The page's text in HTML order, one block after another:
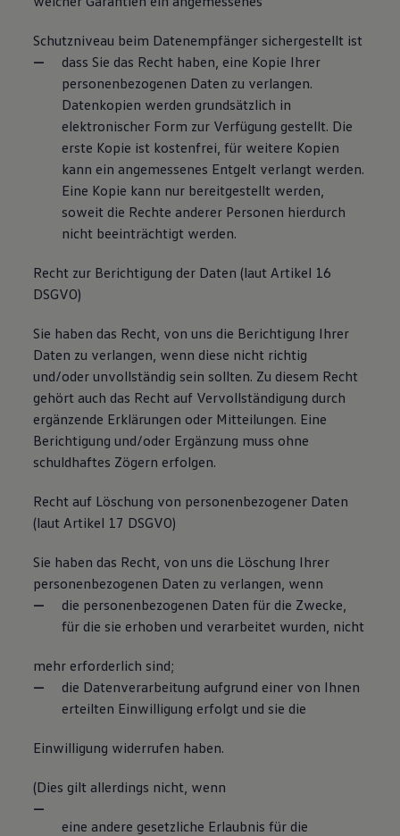
Schutzniveau beim Datenempfänger sichergestellt ist
dass Sie das Recht haben, eine Kopie Ihrer
personenbezogenen Daten zu verlangen.
Datenkopien werden grundsätzlich in
elektronischer Form zur Verfügung gestellt. Die
erste Kopie ist kostenfrei, für weitere Kopien
kann ein angemessenes Entgelt verlangt werden.
Eine Kopie kann nur bereitgestellt werden,
soweit die Rechte anderer Personen hierdurch
nicht beeinträchtigt werden.
Recht zur Berichtigung der Daten (laut Artikel 16
DSGVO)
Sie haben das Recht, von uns die Berichtigung Ihrer
Daten zu verlangen, wenn diese nicht richtig
und/oder unvollständig sein sollten. Zu diesem Recht
gehört auch das Recht auf Vervollständigung durch
ergänzende Erklärungen oder Mitteilungen. Eine
Berichtigung und/oder Ergänzung muss ohne
schuldhaftes Zögern erfolgen.
Recht auf Löschung von personenbezogener Daten
(laut Artikel 17 DSGVO)
Sie haben das Recht, von uns die Löschung Ihrer
personenbezogenen Daten zu verlangen, wenn
die personenbezogenen Daten für die Zwecke,
für die sie erhoben und verarbeitet wurden, nicht
mehr erforderlich sind;
die Datenverarbeitung aufgrund einer von Ihnen
erteilten Einwilligung erfolgt und sie die
Einwilligung widerrufen haben.
(Dies gilt allerdings nicht, wenn
eine andere gesetzliche Erlaubnis für die